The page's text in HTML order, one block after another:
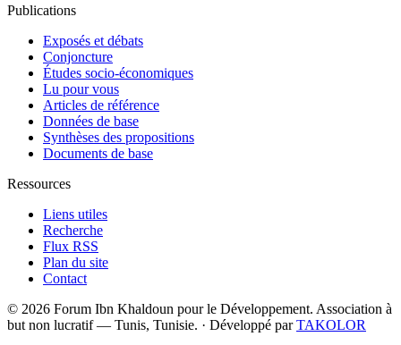
Publications
Exposés et débats
Conjoncture
Études socio-économiques
Lu pour vous
Articles de référence
Données de base
Synthèses des propositions
Documents de base
Ressources
Liens utiles
Recherche
Flux RSS
Plan du site
Contact
© 2026 Forum Ibn Khaldoun pour le Développement. Association à
but non lucratif — Tunis, Tunisie. · Développé parTAKOLOR